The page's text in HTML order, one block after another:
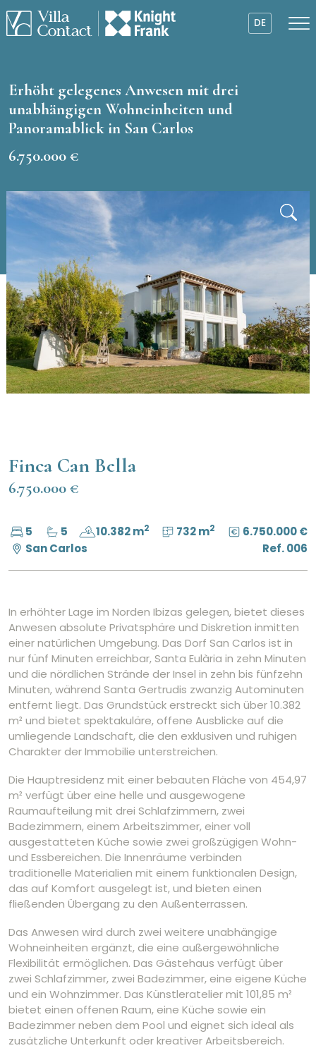
DE
Erhöht gelegenes Anwesen mit drei
unabhängigen Wohneinheiten und
Panoramablick in San Carlos
6.750.000 €
Finca Can Bella
6.750.000 €
5 5 10.382 m2 732 m2
6.750.000 €
San Carlos
Ref. 006
In erhöhter Lage im Norden Ibizas gelegen, bietet dieses
Anwesen absolute Privatsphäre und Diskretion inmitten
einer natürlichen Umgebung. Das Dorf San Carlos ist in
nur fünf Minuten erreichbar, Santa Eulària in zehn Minuten
und die nördlichen Strände der Insel in zehn bis fünfzehn
Minuten, während Santa Gertrudis zwanzig Autominuten
entfernt liegt. Das Grundstück erstreckt sich über 10.382
m² und bietet spektakuläre, offene Ausblicke auf die
umliegende Landschaft, die den exklusiven und ruhigen
Charakter der Immobilie unterstreichen.
Die Hauptresidenz mit einer bebauten Fläche von 454,97
m² verfügt über eine helle und ausgewogene
Raumaufteilung mit drei Schlafzimmern, zwei
Badezimmern, einem Arbeitszimmer, einer voll
ausgestatteten Küche sowie zwei großzügigen Wohn-
und Essbereichen. Die Innenräume verbinden
traditionelle Materialien mit einem funktionalen Design,
das auf Komfort ausgelegt ist, und bieten einen
fließenden Übergang zu den Außenterrassen.
Das Anwesen wird durch zwei weitere unabhängige
Wohneinheiten ergänzt, die eine außergewöhnliche
Flexibilität ermöglichen. Das Gästehaus verfügt über
zwei Schlafzimmer, zwei Badezimmer, eine eigene Küche
und ein Wohnzimmer. Das Künstleratelier mit 101,85 m²
bietet einen offenen Raum, eine Küche sowie ein
Badezimmer neben dem Pool und eignet sich ideal als
zusätzliche Unterkunft oder kreativer Arbeitsbereich.